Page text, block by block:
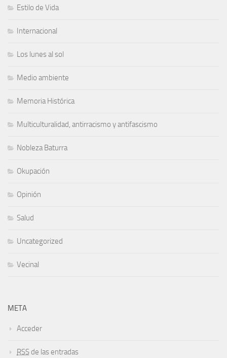
Estilo de Vida
Internacional
Los lunes al sol
Medio ambiente
Memoria Histórica
Multiculturalidad, antirracismo y antifascismo
Nobleza Baturra
Okupación
Opinión
Salud
Uncategorized
Vecinal
META
Acceder
RSS de las entradas